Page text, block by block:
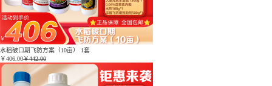
水稻破口期飞防方案（10亩） 1套
￥406.00￥442.00